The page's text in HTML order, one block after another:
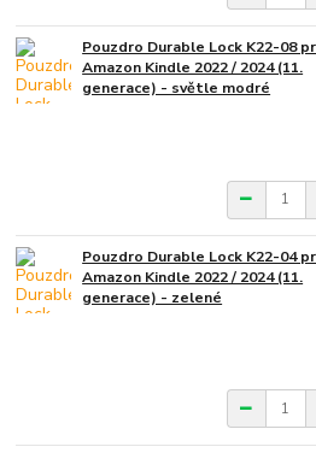
Pouzdro Durable Lock K22-08
Amazon Kindle 2022 / 2024 (11.
generace) - světle modré
Pouzdro Durable Lock K22-04
Amazon Kindle 2022 / 2024 (11.
generace) - zelené